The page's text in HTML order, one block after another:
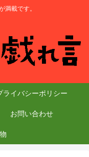
満載です。
ライバシーポリシー
お問い合わせ